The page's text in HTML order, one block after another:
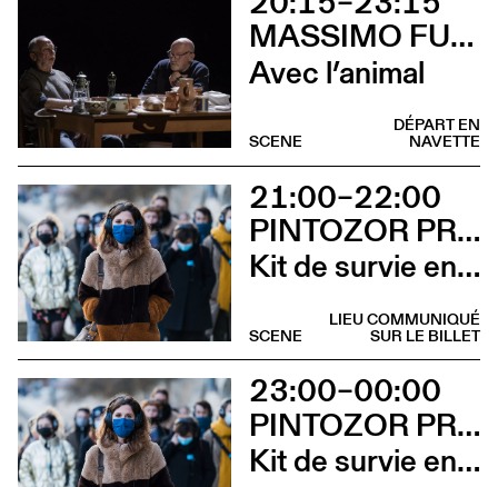
MASSIMO FURLAN ET CLAIRE DE RIBAUPIERRE
Avec l’animal
DÉPART EN
NAVETTE
SCENE
21:00–22:00
PINTOZOR PROD. ET MARION THOMAS
Kit de survie en territoire masculiniste
LIEU COMMUNIQUÉ
SUR LE BILLET
SCENE
23:00–00:00
PINTOZOR PROD. ET MARION THOMAS
Kit de survie en territoire masculiniste